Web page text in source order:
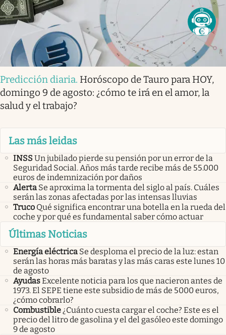
Predicción diaria. Horóscopo de Tauro para HOY,
domingo 9 de agosto: ¿cómo te irá en el amor, la
salud y el trabajo?
Las más leidas
INSSUn jubilado pierde su pensión por un error de la
Seguridad Social. Años más tarde recibe más de 55.000
euros de indemnización por daños
Alerta Se aproxima la tormenta del siglo al país. Cuáles
serán las zonas afectadas por las intensas lluvias
Truco Qué significa encontrar una botella en la rueda del
coche y por qué es fundamental saber cómo actuar
Últimas Noticias
Energía eléctrica Se desploma el precio de la luz: estan
serán las horas más baratas y las más caras este lunes 10
de agosto
AyudasExcelente noticia para los que nacieron antes de
1973. El SEPE tiene este subsidio de más de 5000 euros,
¿cómo cobrarlo?
Combustible¿Cuánto cuesta cargar el coche? Este es el
precio del litro de gasolina y el del gasóleo este domingo
9 de agosto